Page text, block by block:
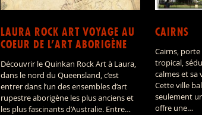
LAURA ROCK ART VOYAGE AU
COEUR DE L’ART ABORIGÈNE
Découvrir le Quinkan Rock Art à Laura,
dans le nord du Queensland, c’est
entrer dans l’un des ensembles d’art
rupestre aborigène les plus anciens et
les plus fascinants d’Australie. Entre…
CAIRNS
Cairns, porte
tropical,
calmes et
Cette ville
seulement
offre une…